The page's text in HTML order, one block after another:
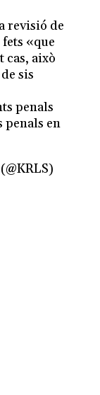
revisió de
«que
cas, això
sis
penals
penals en